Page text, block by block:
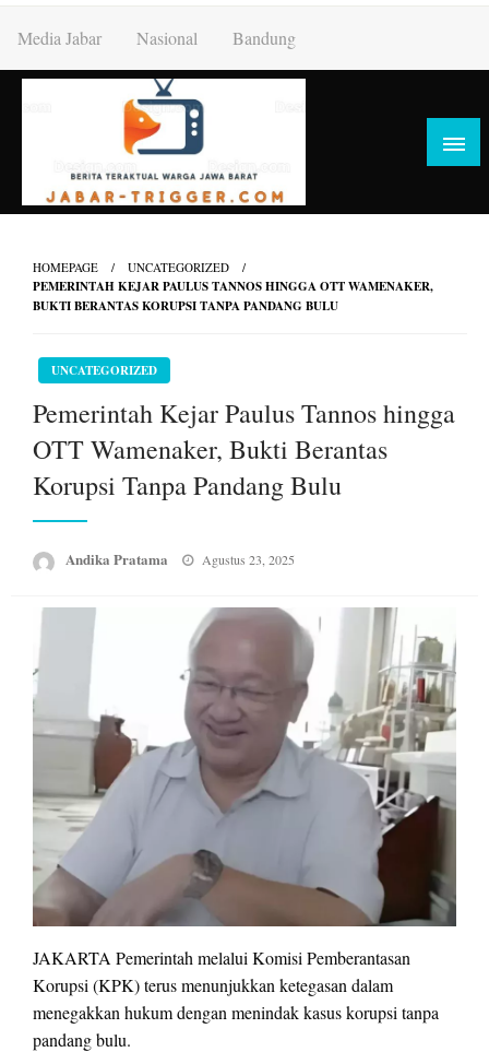
content
Media Jabar Nasional Bandung
HOMEPAGE UNCATEGORIZED
PEMERINTAH KEJAR PAULUS TANNOS HINGGA OTT WAMENAKER,
BUKTI BERANTAS KORUPSI TANPA PANDANG BULU
UNCATEGORIZED
Pemerintah Kejar Paulus Tannos hingga
OTT Wamenaker, Bukti Berantas
Korupsi Tanpa Pandang Bulu
Andika Pratama
Posted
Agustus 23, 2025
JAKARTA Pemerintah melalui Komisi Pemberantasan
Korupsi (KPK) terus menunjukkan ketegasan dalam
menegakkan hukum dengan menindak kasus korupsi tanpa
pandang bulu.